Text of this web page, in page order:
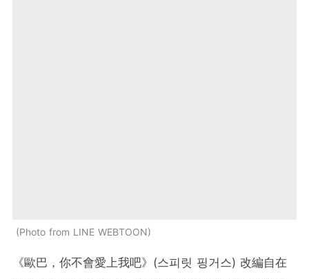
Photo from LINE WEBTOON
《歐巴，你不會愛上我吧》(스피릿 핑거스) 改編自在